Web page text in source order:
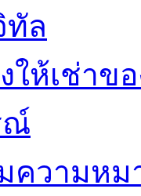
ทัล
ให้เช่าข
ณ์
ความหม